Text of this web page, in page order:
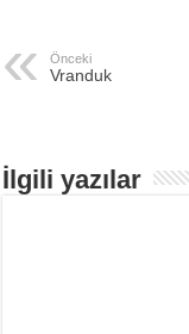
Önceki
Vranduk
İlgili yazılar